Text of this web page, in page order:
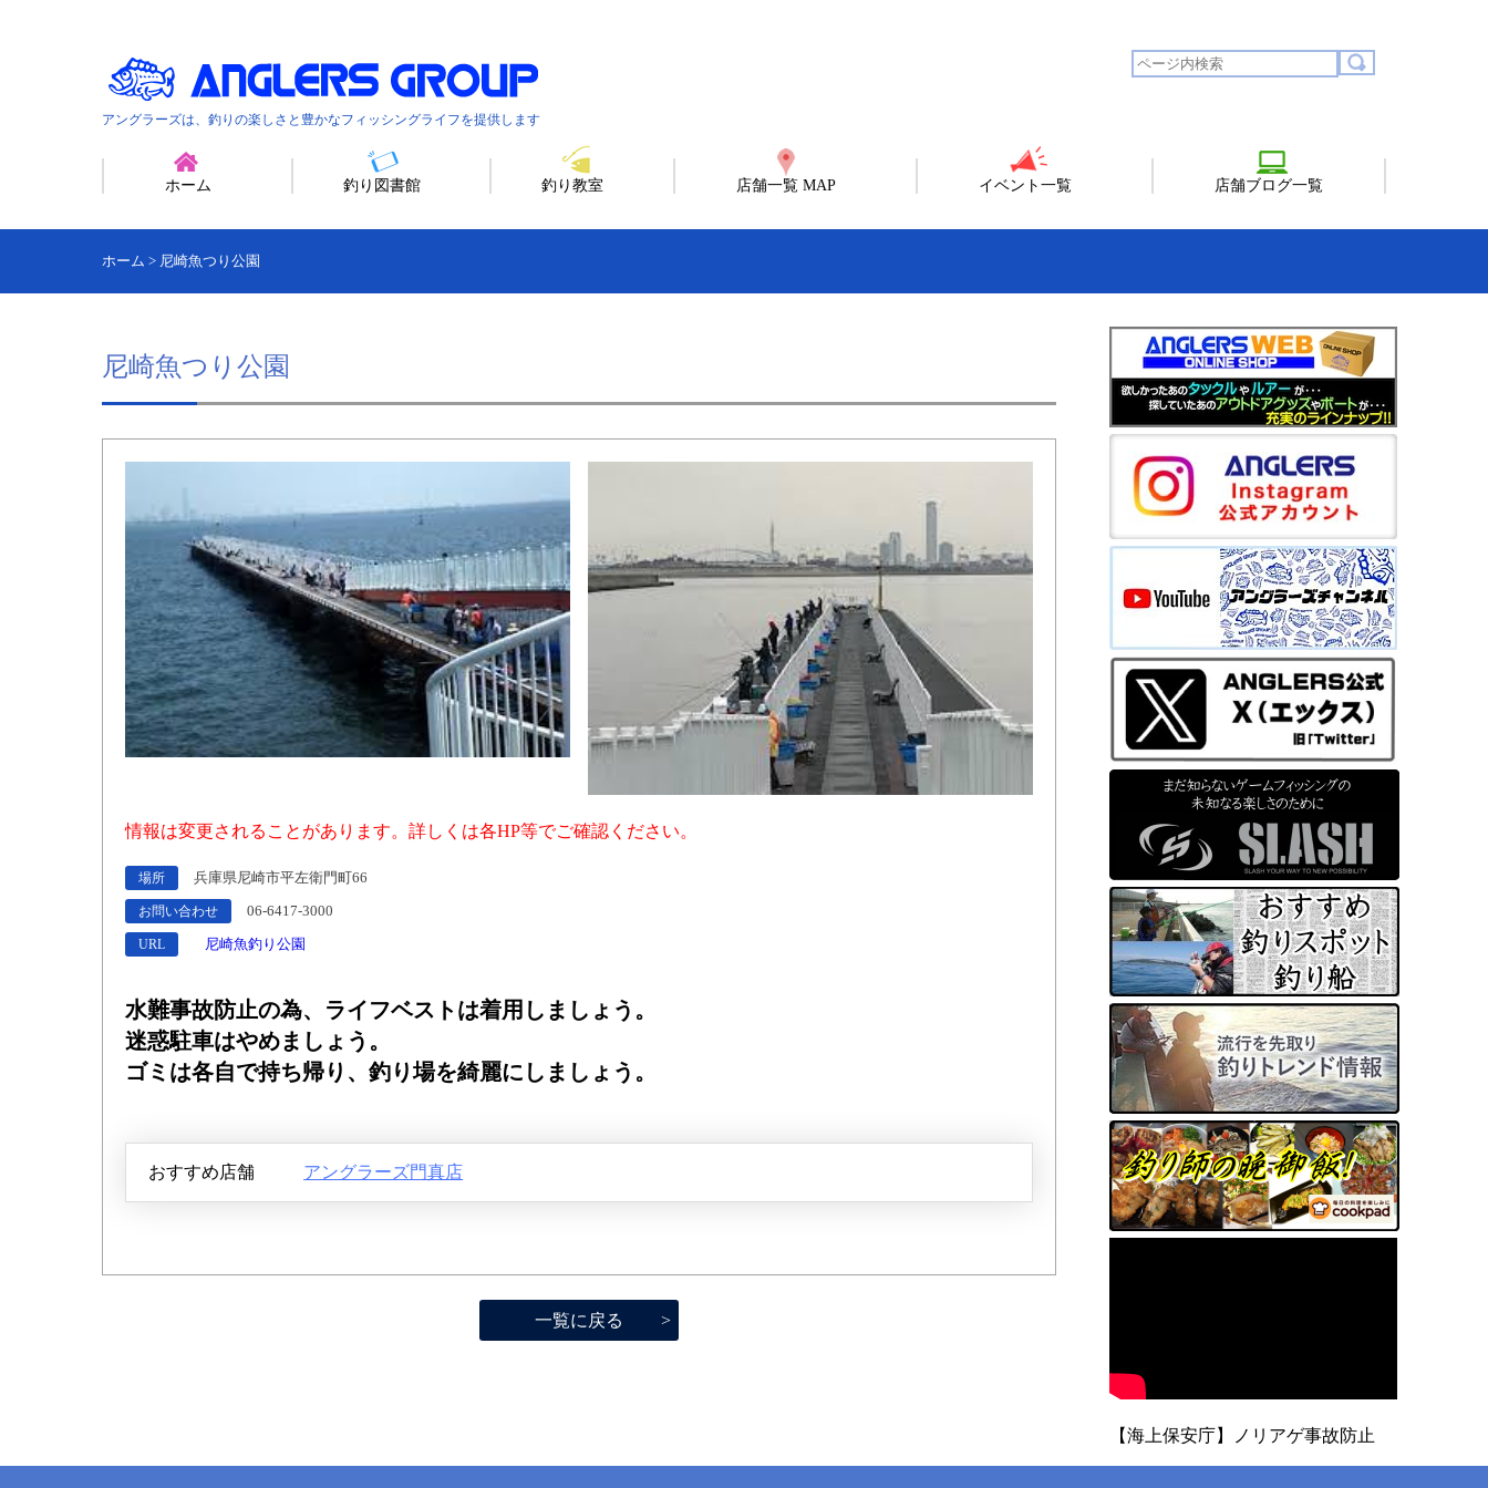
アングラーズは、釣りの楽しさと豊かなフィッシングライフを提供します
ホーム 釣り図書館 釣り教室 店舗一覧 MAP イベント一覧 店舗ブログ一覧
ホーム > 尼崎魚つり公園
尼崎魚つり公園
情報は変更されることがあります。詳しくは各HP等でご確認ください。
場所 兵庫県尼崎市平左衛門町66
お問い合わせ 06-6417-3000
URL 尼崎魚釣り公園
水難事故防止の為、ライフベストは着用しましょう。
迷惑駐車はやめましょう。
ゴミは各自で持ち帰り、釣り場を綺麗にしましょう。
おすすめ店舗 アングラーズ門真店
一覧に戻る
【海上保安庁】ノリアゲ事故防止